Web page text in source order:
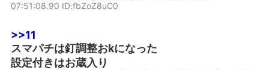
07:51:08.90 ID:fbZoZ8uC0
>>11
スマパチは釘調整おkになった
設定付きはお蔵入り